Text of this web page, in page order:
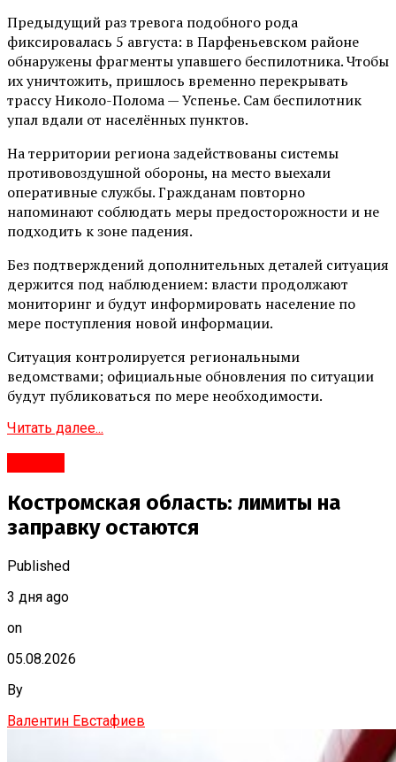
Предыдущий раз тревога подобного рода
фиксировалась 5 августа: в Парфеньевском районе
обнаружены фрагменты упавшего беспилотника. Чтобы
их уничтожить, пришлось временно перекрывать
трассу Николо-Полома — Успенье. Сам беспилотник
упал вдали от населённых пунктов.
На территории региона задействованы системы
противовоздушной обороны, на место выехали
оперативные службы. Гражданам повторно
напоминают соблюдать меры предосторожности и не
подходить к зоне падения.
Без подтверждений дополнительных деталей ситуация
держится под наблюдением: власти продолжают
мониторинг и будут информировать население по
мере поступления новой информации.
Ситуация контролируется региональными
ведомствами; официальные обновления по ситуации
будут публиковаться по мере необходимости.
Читать далее...
Костромская область: лимиты на
заправку остаются
Published
3 дня ago
on
05.08.2026
By
Валентин Евстафиев